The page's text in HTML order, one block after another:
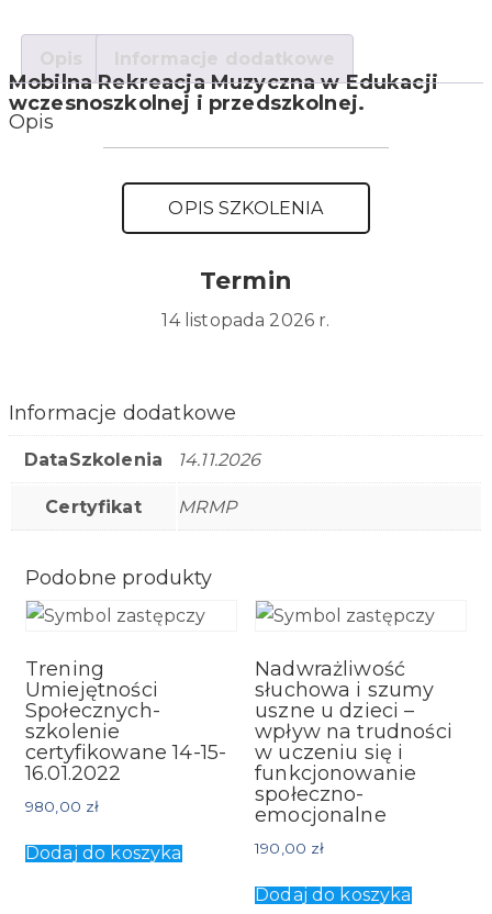
Opis Informacje dodatkowe
Opis
Mobilna Rekreacja Muzyczna w Edukacji
wczesnoszkolnej i przedszkolnej.
OPIS SZKOLENIA
Termin
14 listopada 2026 r.
Informacje dodatkowe
DataSzkolenia 14.11.2026
Certyfikat MRMP
Podobne produkty
Trening
Umiejętności
Społecznych-
szkolenie
certyfikowane 14-15-
16.01.2022
980,00 zł
Dodaj do koszyka
Nadwrażliwość
słuchowa i szumy
uszne u dzieci –
wpływ na trudności
w uczeniu się i
funkcjonowanie
społeczno-
emocjonalne
190,00 zł
Dodaj do koszyka